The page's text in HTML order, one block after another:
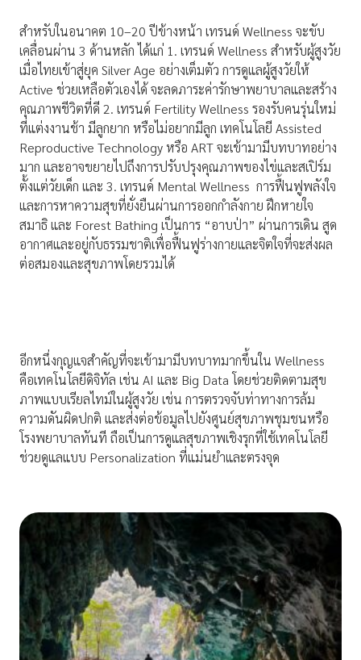
สำหรับในอนาคต 10–20 ปีข้างหน้า เทรนด์ Wellness จะขับ
เคลื่อนผ่าน 3 ด้านหลัก ได้แก่ 1. เทรนด์ Wellness สำหรับผู้สูงวัย
เมื่อไทยเข้าสู่ยุค Silver Age อย่างเต็มตัว การดูแลผู้สูงวัยให้
Active ช่วยเหลือตัวเองได้ จะลดภาระค่ารักษาพยาบาลและสร้าง
คุณภาพชีวิตที่ดี 2. เทรนด์ Fertility Wellness รองรับคนรุ่นใหม่
ที่แต่งงานช้า มีลูกยาก หรือไม่อยากมีลูก เทคโนโลยี Assisted
Reproductive Technology หรือ ART จะเข้ามามีบทบาทอย่าง
มาก และอาจขยายไปถึงการปรับปรุงคุณภาพของไข่และสเปิร์ม
ตั้งแต่วัยเด็ก และ 3. เทรนด์ Mental Wellness การฟื้นฟูพลังใจ
และการหาความสุขที่ยั่งยืนผ่านการออกกำลังกาย ฝึกหายใจ
สมาธิ และ Forest Bathing เป็นการ “อาบป่า” ผ่านการเดิน สูด
อากาศและอยู่กับธรรมชาติเพื่อฟื้นฟูร่างกายและจิตใจที่จะส่งผล
ต่อสมองและสุขภาพโดยรวมได้
อีกหนึ่งกุญแจสำคัญที่จะเข้ามามีบทบาทมากขึ้นใน Wellness
คือเทคโนโลยีดิจิทัล เช่น AI และ Big Data โดยช่วยติดตามสุข
ภาพแบบเรียลไทม์ในผู้สูงวัย เช่น การตรวจจับท่าทางการล้ม
ความดันผิดปกติ และส่งต่อข้อมูลไปยังศูนย์สุขภาพชุมชนหรือ
โรงพยาบาลทันที ถือเป็นการดูแลสุขภาพเชิงรุกที่ใช้เทคโนโลยี
ช่วยดูแลแบบ Personalization ที่แม่นยำและตรงจุด